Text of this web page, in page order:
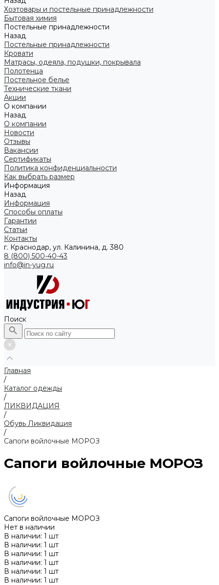
Хозтовары и постельные принадлежности
Бытовая химия
Постельные принадлежности
Назад
Постельные принадлежности
Кровати
Матрасы, одеяла, подушки, покрывала
Полотенца
Постельное белье
Технические ткани
Акции
О компании
Назад
О компании
Новости
Отзывы
Вакансии
Сертификаты
Политика конфиденциальности
Как выбрать размер
Информация
Назад
Информация
Способы оплаты
Гарантии
Статьи
Контакты
г. Краснодар, ул. Калинина, д. 380
8 (800) 500-40-43
info@in-yug.ru
Поиск
Главная
/
Каталог одежды
/
ЛИКВИДАЦИЯ
/
Обувь Ликвидация
/
Сапоги войлочные МОРОЗ
Сапоги войлочные МОРОЗ
Сапоги войлочные МОРОЗ
Нет в наличии
В наличии: 1 шт
В наличии: 1 шт
В наличии: 1 шт
В наличии: 1 шт
В наличии: 1 шт
В наличии: 1 шт